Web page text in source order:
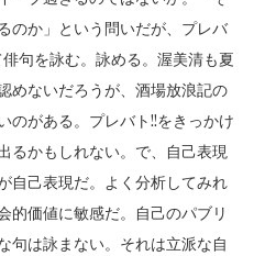
のか」という問いだが、プレバ
句を詠む。詠める。渥美清も夏
めないだろうが、酒場放浪記の
のがある。プレバト!!をきっかけ
るかもしれない。で、自己表現
自己表現だ。よく分析してみれ
的価値に敏感だ。自己のパブリ
句は詠まない。それは立派な自